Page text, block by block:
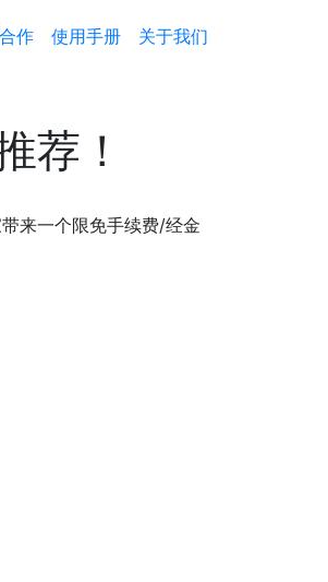
作 使用手册 关于我们
荐！
来一个限免手续费/经金